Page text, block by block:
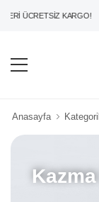
ÜCRETSİZ KARGO!
Anasayfa